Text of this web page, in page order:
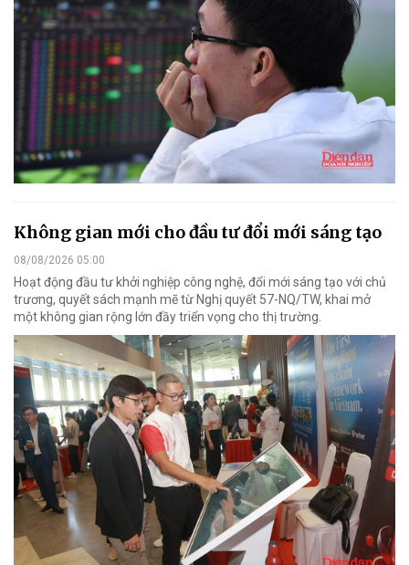
Không gian mới cho đầu tư đổi mới sáng tạo
08/08/2026 05:00
Hoạt động đầu tư khởi nghiệp công nghệ, đổi mới sáng tạo với chủ
trương, quyết sách mạnh mẽ từ Nghị quyết 57-NQ/TW, khai mở
một không gian rộng lớn đầy triển vọng cho thị trường.